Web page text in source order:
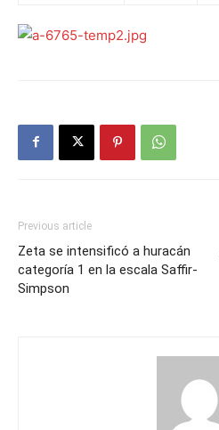
Previous article
Zeta se intensificó a huracán
categoría 1 en la escala Saffir-
Simpson